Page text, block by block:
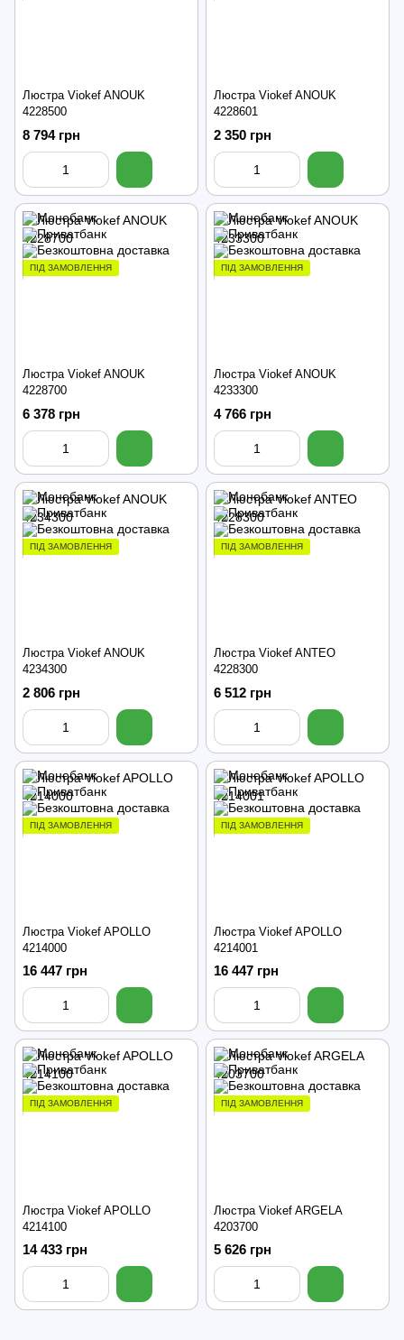
Люстра Viokef ANOUK
4228500
8 794 грн
Люстра Viokef ANOUK
4228601
2 350 грн
ПІД ЗАМОВЛЕННЯ
Люстра Viokef ANOUK
4228700
6 378 грн
ПІД ЗАМОВЛЕННЯ
Люстра Viokef ANOUK
4233300
4 766 грн
ПІД ЗАМОВЛЕННЯ
Люстра Viokef ANOUK
4234300
2 806 грн
ПІД ЗАМОВЛЕННЯ
Люстра Viokef ANTEO
4228300
6 512 грн
ПІД ЗАМОВЛЕННЯ
Люстра Viokef APOLLO
4214000
16 447 грн
ПІД ЗАМОВЛЕННЯ
Люстра Viokef APOLLO
4214001
16 447 грн
ПІД ЗАМОВЛЕННЯ
Люстра Viokef APOLLO
4214100
14 433 грн
ПІД ЗАМОВЛЕННЯ
Люстра Viokef ARGELA
4203700
5 626 грн